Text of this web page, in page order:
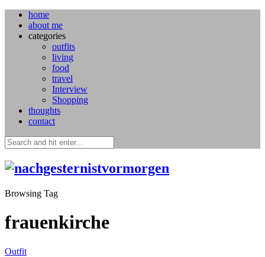
home
about me
categories
outfits
living
food
travel
Interview
Shopping
thoughts
contact
Browsing Tag
frauenkirche
Outfit